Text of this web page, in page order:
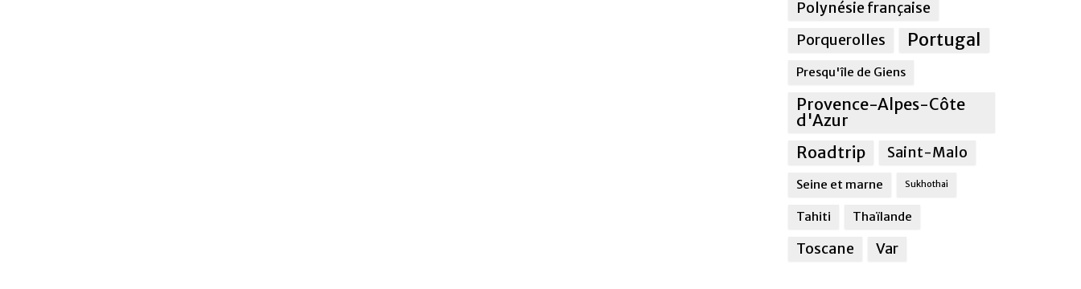
Polynésie française
Porquerolles
Portugal
Presqu'île de Giens
Provence-Alpes-Côte
d'Azur
Roadtrip
Saint-Malo
Seine et marne Sukhothai
Tahiti Thaïlande
Toscane Var